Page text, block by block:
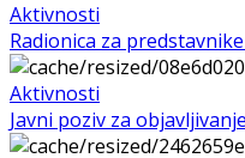
Aktivnosti
Radionica za
Aktivnosti
Javni poziv za